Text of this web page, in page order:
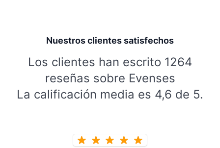
Nuestros clientes satisfechos
Los clientes han escrito 1264
reseñas sobre Evenses
La calificación media es 4,6 de 5.